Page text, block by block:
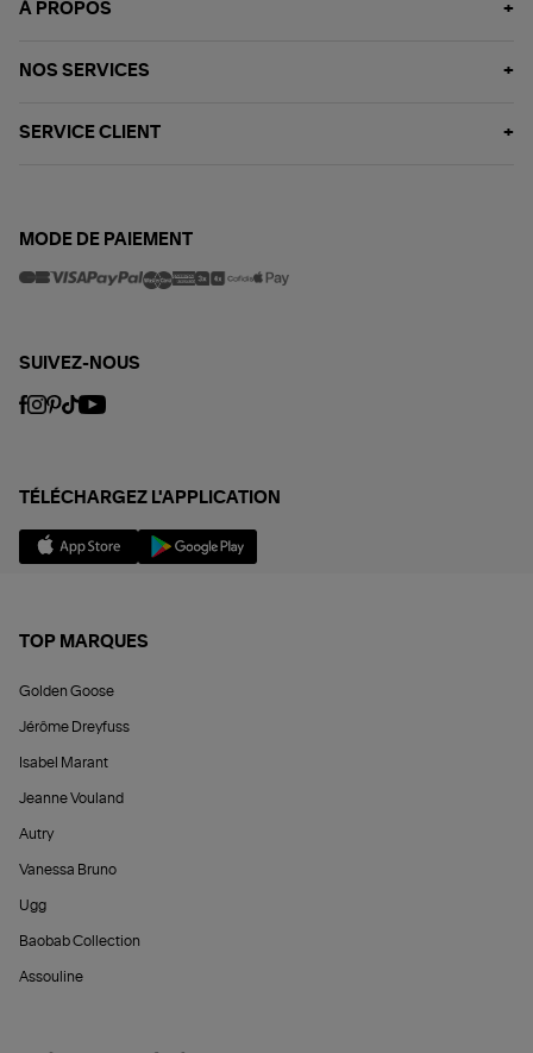
À PROPOS
NOS SERVICES
SERVICE CLIENT
MODE DE PAIEMENT
SUIVEZ-NOUS
TÉLÉCHARGEZ L'APPLICATION
TOP MARQUES
Golden Goose
Jérôme Dreyfuss
Isabel Marant
Jeanne Vouland
Autry
Vanessa Bruno
Ugg
Baobab Collection
Assouline